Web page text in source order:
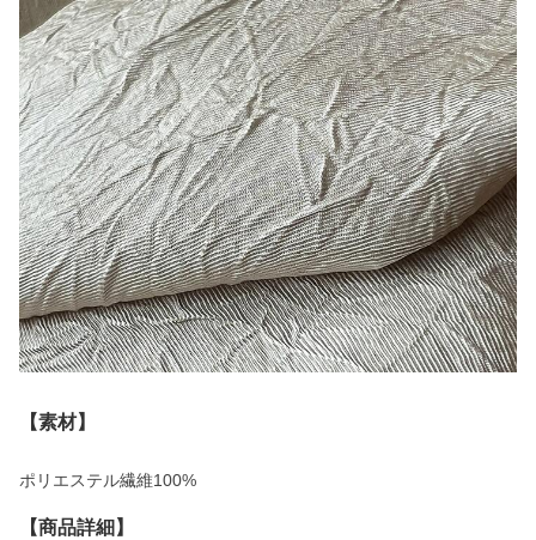
【素材】
ポリエステル繊維100%
【商品詳細】